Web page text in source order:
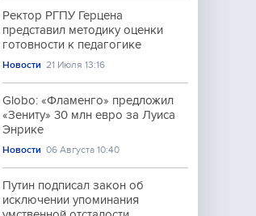
Ректор РГПУ Герцена
представил методику оценки
готовности к педагогике
Новости 21 Июля 13:16
Globo: «Фламенго» предложил
«Зениту» 30 млн евро за Луиса
Энрике
Новости 06 Августа 10:40
Путин подписал закон об
исключении упоминания